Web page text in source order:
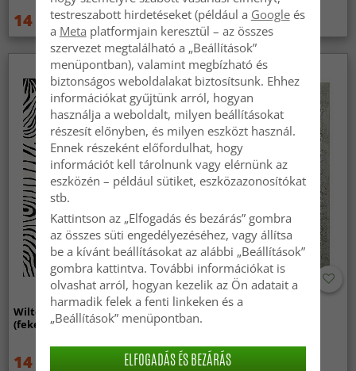
14 959 Ft 19 949 Ft 14 959 Ft 19 949 Ft
Wilton szőnyeg - Zebra
(fekete/fehér)
14 959 Ft 19 949 Ft
(bezs)
14 959 Ft
testreszabott hirdetéseket (például a Googleés
a Meta platformjain keresztül – az összes
szervezet megtalálható a „Beállítások”
menüpontban), valamint megbízható és
biztonságos weboldalakat biztosítsunk. Ehhez
információkat gyűjtünk arról, hogyan
használja a weboldalt, milyen beállításokat
részesít előnyben, és milyen eszközt használ.
Ennek részeként előfordulhat, hogy
információt kell tárolnunk vagy elérnünk az
eszközén – például sütiket, eszközazonosítókat
stb.
Kattintson az „Elfogadás és bezárás” gombra
az összes süti engedélyezéséhez, vagy állítsa
be a kívánt beállításokat az alábbi „Beállítások”
gombra kattintva. További információkat is
olvashat arról, hogyan kezelik az Ön adatait a
harmadik felek a fenti linkeken és a
„Beállítások” menüpontban.
ELFOGADÁS ÉS BEZÁRÁS